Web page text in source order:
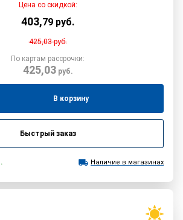
Цена со скидкой:
403,79 руб.
425,03руб.
По картам рассрочки:
425,03руб.
В корзину
Быстрый заказ
Наличие в магазинах